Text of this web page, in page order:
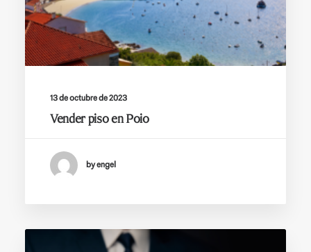
13 de octubre de 2023
Vender piso en Poio
by engel